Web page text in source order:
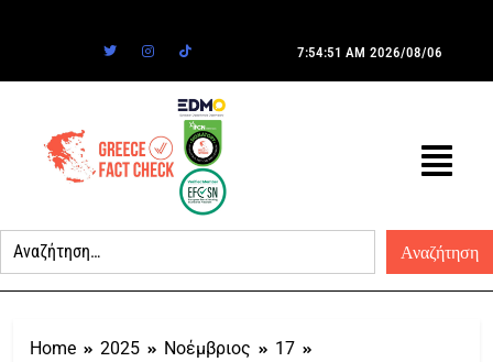
7:54:51 AM 2026/08/06
Home 2025 Νοέμβριος
17